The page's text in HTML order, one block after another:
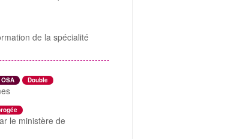
de la spécialité
OSA Double
le ministère de